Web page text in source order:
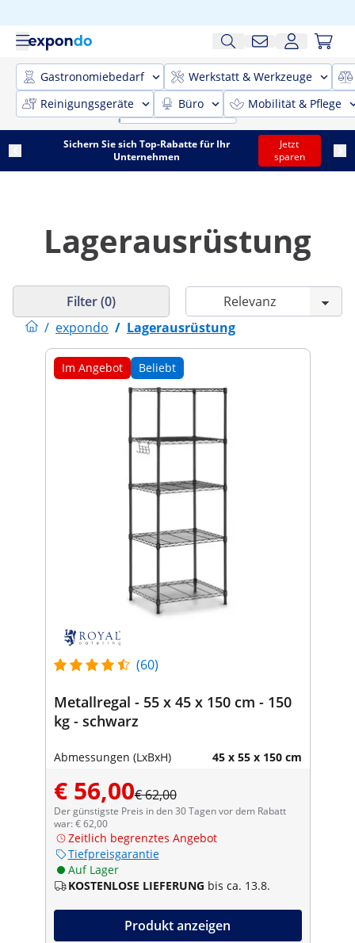
Gastronomiebedarf
Werkstatt & Werkzeuge
Reinigungsgeräte
Büro Mobilität & Pflege
Sichern Sie sich Top-Rabatte für Ihr
Unternehmen
Jetzt
sparen
Lagerausrüstung
/ expondo / Lagerausrüstung
Filter (0)
Im Angebot Beliebt
(60)
Metallregal - 55 x 45 x 150 cm - 150
kg - schwarz
Abmessungen (LxBxH) 45 x 55 x 150 cm
€ 56,00€ 62,00
Der günstigste Preis in den 30 Tagen vor dem Rabatt
war: € 62,00
Zeitlich begrenztes Angebot
Tiefpreisgarantie
Auf Lager
KOSTENLOSE LIEFERUNG bis ca. 13.8.
Produkt anzeigen